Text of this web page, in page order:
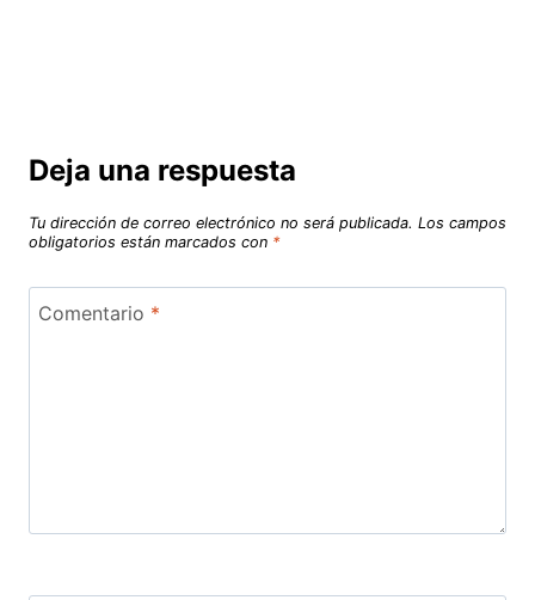
Deja una respuesta
Tu dirección de correo electrónico no será publicada. Los campos
obligatorios están marcados con *
Comentario *